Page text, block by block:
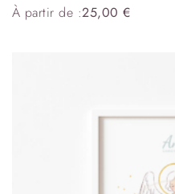
À partir de :25,00€